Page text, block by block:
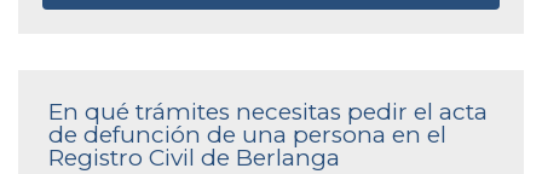
En qué trámites necesitas pedir el acta
de defunción de una persona en el
Registro Civil de Berlanga